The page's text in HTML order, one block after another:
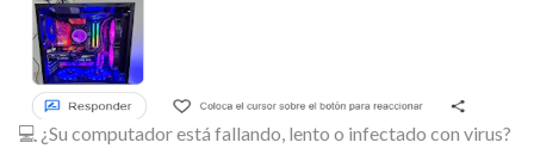
💻 ¿Su computador está fallando, lento o infectado con virus?